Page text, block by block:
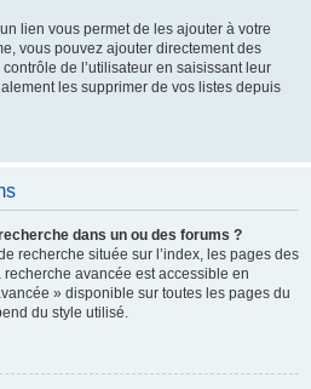
lien vous permet de les ajouter à votre
vous pouvez ajouter directement des
de l’utilisateur en saisissant leur
les supprimer de vos listes depuis
dans un ou des forums ?
recherche située sur l’index, les pages des
avancée est accessible en
» disponible sur toutes les pages du
du style utilisé.